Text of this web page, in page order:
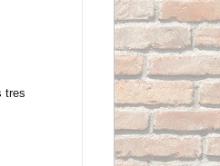
tres